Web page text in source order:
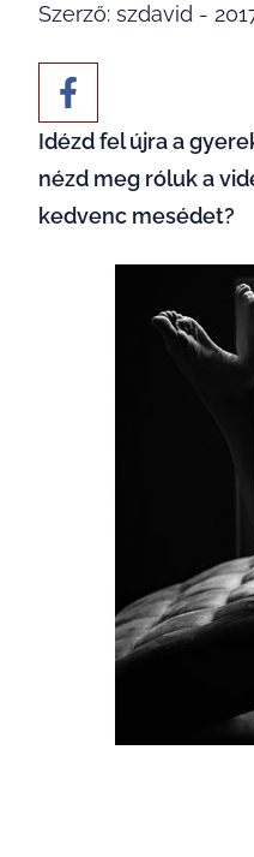
Szerző: szdavid -
Idézd fel újra a
nézd meg róluk a
kedvenc mesédet?